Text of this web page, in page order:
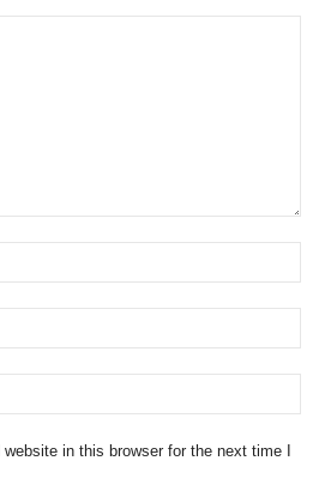
in this browser for the next time I